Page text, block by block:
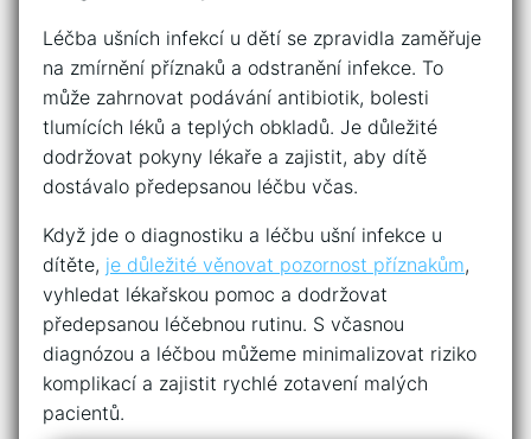
Léčba ušních infekcí⁤ u dětí se zpravidla zaměřuje
na zmírnění příznaků a odstranění infekce. To
může zahrnovat podávání antibiotik, bolesti ​
tlumících léků a teplých obkladů. Je důležité
dodržovat pokyny lékaře a zajistit, aby dítě
dostávalo předepsanou léčbu včas.
Když jde o diagnostiku a ⁤léčbu ušní infekce u
dítěte, je důležité věnovat pozornost příznakům,
vyhledat lékařskou pomoc a dodržovat
⁣předepsanou léčebnou rutinu. S‍ včasnou
diagnózou a léčbou můžeme minimalizovat riziko
komplikací a zajistit rychlé zotavení malých
pacientů.